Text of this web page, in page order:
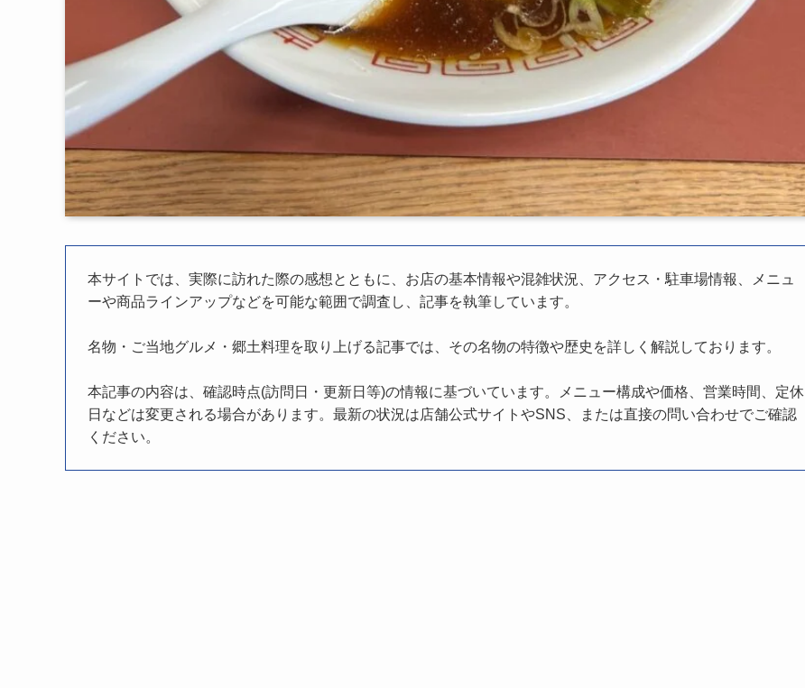
本サイトでは、実際に訪れた際の感想とともに、お店の基本情報や混雑状況、アクセス・駐車場情報、メニュ
ーや商品ラインアップなどを可能な範囲で調査し、記事を執筆しています。
名物・ご当地グルメ・郷土料理を取り上げる記事では、その名物の特徴や歴史を詳しく解説しております。
本記事の内容は、確認時点(訪問日・更新日等)の情報に基づいています。メニュー構成や価格、営業時間、定休
日などは変更される場合があります。最新の状況は店舗公式サイトやSNS、または直接の問い合わせでご確認
ください。